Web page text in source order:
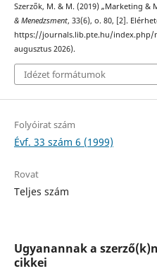
Szerzők, M. & M. (2019) „Marketing &
& Menedzsment, 33(6), o. 80, [2].
https://journals.lib.pte.hu/index.php/
augusztus 2026).
Idézet formátumok
Folyóirat szám
Évf. 33 szám 6 (1999)
Rovat
Teljes szám
Ugyanannak a
cikkei